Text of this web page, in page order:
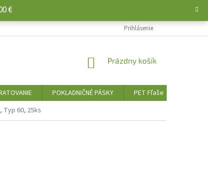
€
Prihlásenie
NÁKUPNÝ
Prázdny košík
POKLADNIČNÉ PÁSKY PET Fľaše
Typ 60, 25ks